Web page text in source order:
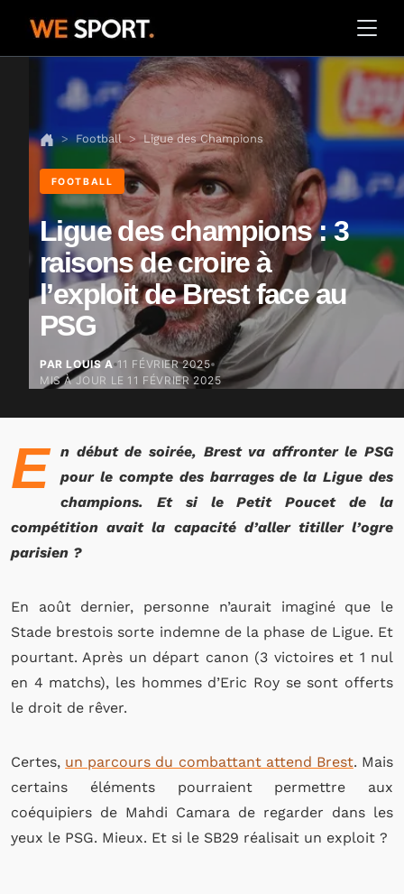
Football Ligue des Champions
FOOTBALL
Ligue des champions : 3
raisons de croire à
l’exploit de Brest face au
PSG
PAR LOUIS A 11 FÉVRIER 2025
MIS À JOUR LE 11 FÉVRIER 2025
E
n début de soirée, Brest va affronter le PSG
pour le compte des barrages de la Ligue des
champions. Et si le Petit Poucet de la
compétition avait la capacité d’aller titiller l’ogre
parisien ?
En août dernier, personne n’aurait imaginé que le
Stade brestois sorte indemne de la phase de Ligue. Et
pourtant. Après un départ canon (3 victoires et 1 nul
en 4 matchs), les hommes d’Eric Roy se sont offerts
le droit de rêver.
Certes, un parcours du combattant attend Brest. Mais
certains éléments pourraient permettre aux
coéquipiers de Mahdi Camara de regarder dans les
yeux le PSG. Mieux. Et si le SB29 réalisait un exploit ?